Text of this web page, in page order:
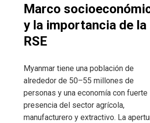
Marco
y la importancia de la
RSE
Myanmar tiene una población de
alrededor de 50–55 millones de
personas y una economía con fuerte
presencia del sector agrícola,
manufacturero y extractivo. La